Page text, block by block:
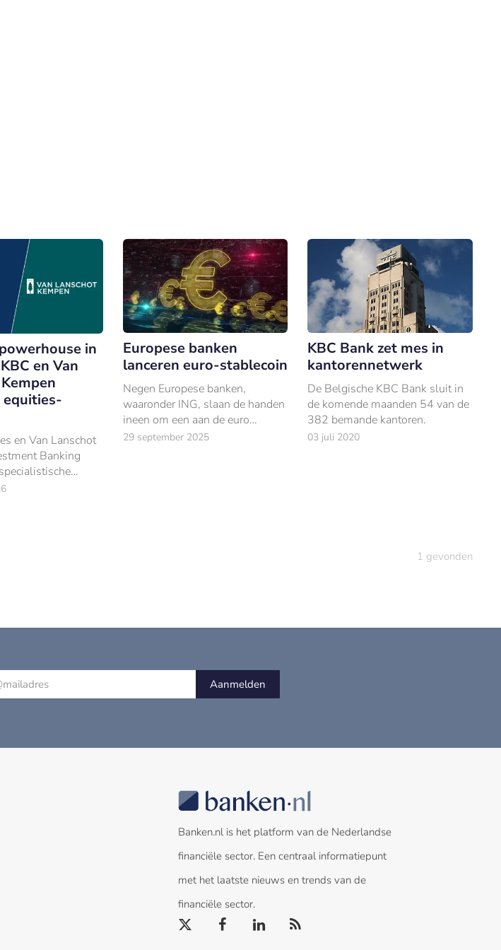
in
en Van
equities-
en Van Lanschot
Banking
samen in
Europese banken
lanceren euro-stablecoin
Negen Europese banken,
waaronder ING, slaan de handen
ineen om een aan de euro
gekoppelde stablecoin te
29 september 2025
KBC Bank zet mes in
kantorennetwerk
De Belgische KBC Bank sluit in
de komende maanden 54 van de
382 bemande kantoren.
03 juli 2020
1 gevonden
Aanmelden
Banken.nl is het platform van de Nederlandse
financiële sector. Een centraal informatiepunt
met het laatste nieuws en trends van de
financiële sector.